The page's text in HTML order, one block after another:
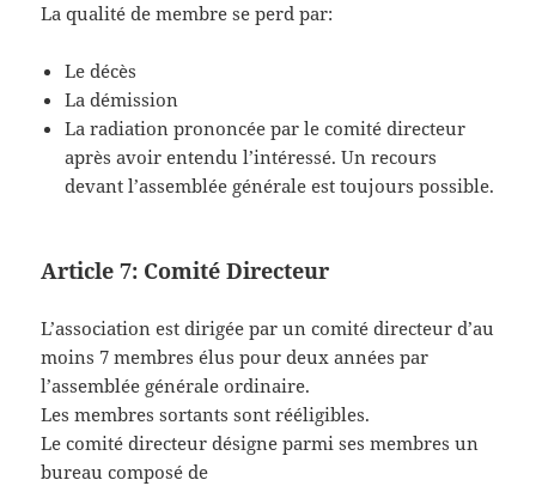
La qualité de membre se perd par:
Le décès
La démission
La radiation prononcée par le comité directeur
après avoir entendu l’intéressé. Un recours
devant l’assemblée générale est toujours possible.
Article 7: Comité Directeur
L’association est dirigée par un comité directeur d’au
moins 7 membres élus pour deux années par
l’assemblée générale ordinaire.
Les membres sortants sont rééligibles.
Le comité directeur désigne parmi ses membres un
bureau composé de